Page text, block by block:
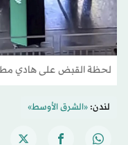
لحظة القبض على هادي
لندن:«الشرق الأوسط»